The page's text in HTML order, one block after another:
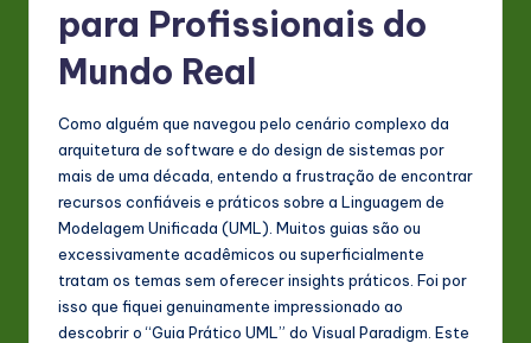
L
para Profissionais do
Mundo Real
Como alguém que navegou pelo cenário complexo da
arquitetura de software e do design de sistemas por
mais de uma década, entendo a frustração de encontrar
recursos confiáveis e práticos sobre a Linguagem de
Modelagem Unificada (UML). Muitos guias são ou
excessivamente acadêmicos ou superficialmente
tratam os temas sem oferecer insights práticos. Foi por
isso que fiquei genuinamente impressionado ao
descobrir o “Guia Prático UML” do Visual Paradigm. Este